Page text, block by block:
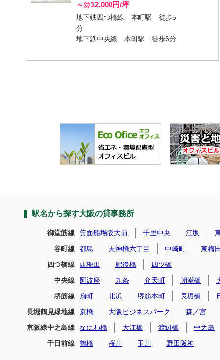
～@12,000円/坪
地下鉄四つ橋線 本町駅 徒歩5
分
地下鉄中央線 本町駅 徒歩6分
駅名から探す大阪の貸事務所
御堂筋線 箕面船場阪大前 千里中央 江坂
谷町線
都島 天神橋六丁目 中崎町
東梅
四つ橋線
西梅田 肥後橋
四ツ橋
中央線
阿波座 九条 弁天町 朝潮橋
堺筋線
扇町 北浜 堺筋本町 長堀橋
長堀鶴見緑地線
京橋 大阪ビジネスパーク
森ノ宮
京阪線中之島線
なにわ橋 大江橋 渡辺橋
中之島
千日前線
鶴橋 桜川 玉川 野田阪神